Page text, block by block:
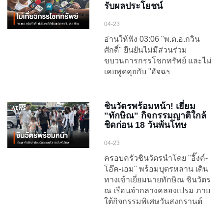
รับผลประโยชน์
04-23
อ่านให้ฟัง 03:06 "พ.ต.อ.กวิน
ศักดิ์" ยืนยันไม่มีส่วนร่วม
ขบวนการกรรโชกทรัพย์ และไม่
เคยพูดคุยกับ "อัจฉร
ชินวัตรพร้อมหน้า! เยี่ยม
"ทักษิณ" กิจกรรมญาติใกล้
ชิดก่อน 18 วันพ้นโทษ
04-23
ครอบครัวชินวัตรนำโดย "อิ๊งค์-
โอ๊ค-เอม" พร้อมบุตรหลาน เดิน
ทางเข้าเยี่ยมนายทักษิณ ชินวัตร
ณ เรือนจำกลางคลองเปรม ภาย
ใต้กิจกรรมพิเศษวันสงกรานต์